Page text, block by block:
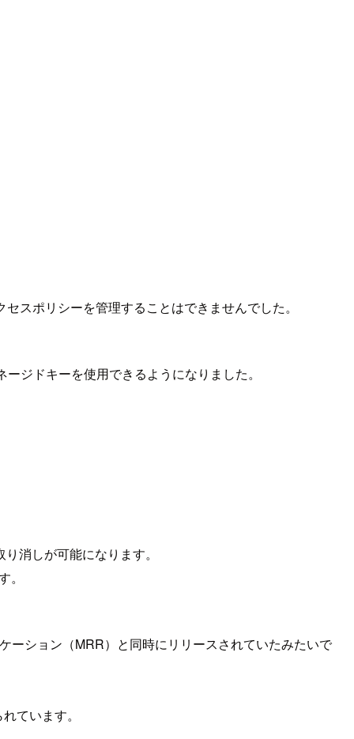
スポリシーを管理することはできませんでした。
ジドキーを使用できるようになりました。
消しが可能になります。
ーション（MRR）と同時にリリースされていたみたいで
ています。